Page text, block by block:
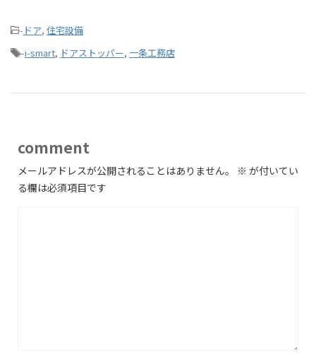
- ドア, 住宅設備
-i-smart, ドアストッパー, 一条工務店
comment
メールアドレスが公開されることはありません。 ※ が付いてい
る欄は必須項目です